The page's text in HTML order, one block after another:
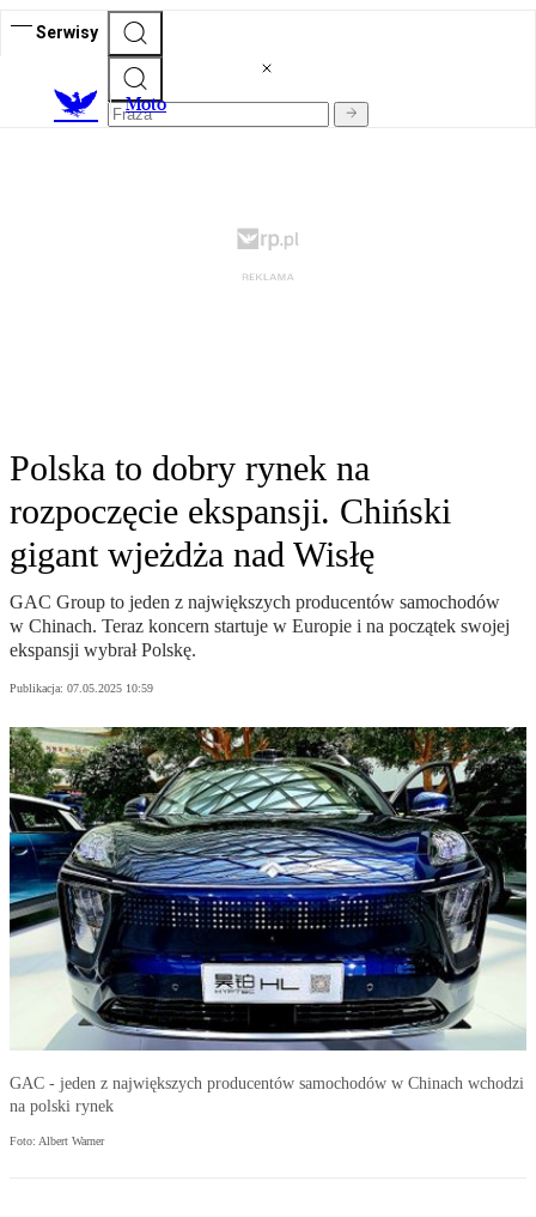
Serwisy
Moto
Polska to dobry rynek na
rozpoczęcie ekspansji. Chiński
gigant wjeżdża nad Wisłę
GAC Group to jeden z największych producentów samochodów
w Chinach. Teraz koncern startuje w Europie i na początek swojej
ekspansji wybrał Polskę.
Publikacja: 07.05.2025 10:59
GAC - jeden z największych producentów samochodów w Chinach wchodzi
na polski rynek
Foto: Albert Warner